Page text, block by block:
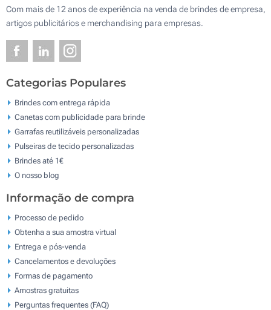
Com mais de 12 anos de experiência na venda de brindes de empresa,
artigos publicitários e merchandising para empresas.
Categorias Populares
Brindes com entrega rápida
Canetas com publicidade para brinde
Garrafas reutilizáveis personalizadas
Pulseiras de tecido personalizadas
Brindes até 1€
O nosso blog
Informação de compra
Processo de pedido
Obtenha a sua amostra virtual
Entrega e pós-venda
Cancelamentos e devoluções
Formas de pagamento
Amostras gratuitas
Perguntas frequentes (FAQ)